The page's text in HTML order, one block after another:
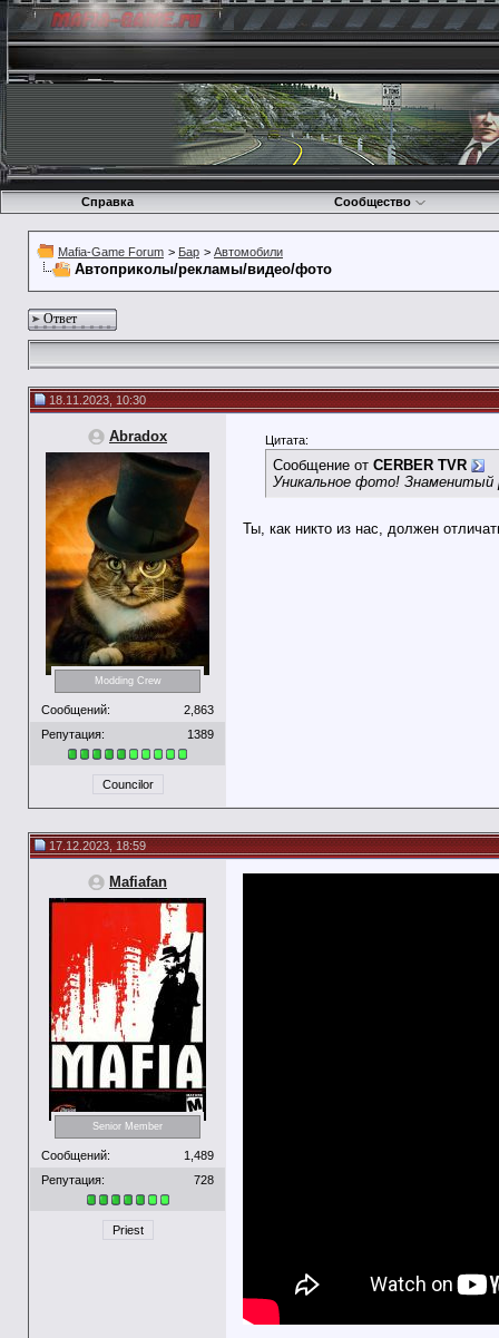
Справка Сообщество
Mafia-Game Forum > Бар > Автомобили
Автоприколы/рекламы/видео/фото
Ответ
18.11.2023, 10:30
Abradox
Modding Crew
Сообщений:
2,863
Репутация:
1389
Councilor
Цитата:
Сообщение от CERBER TVR
Уникальное фото! Знаменитый
Ты, как никто из нас, должен
17.12.2023, 18:59
Mafiafan
Senior Member
Сообщений:
1,489
Репутация:
728
Priest